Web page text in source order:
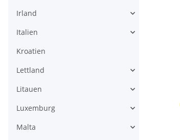
Irland
Italien
Kroatien
Lettland
Litauen
Luxemburg
Malta